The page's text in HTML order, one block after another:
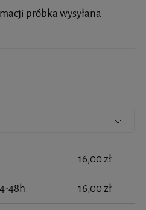
próbka wysyłana
płatności
16,00 zł
48h 16,00 zł